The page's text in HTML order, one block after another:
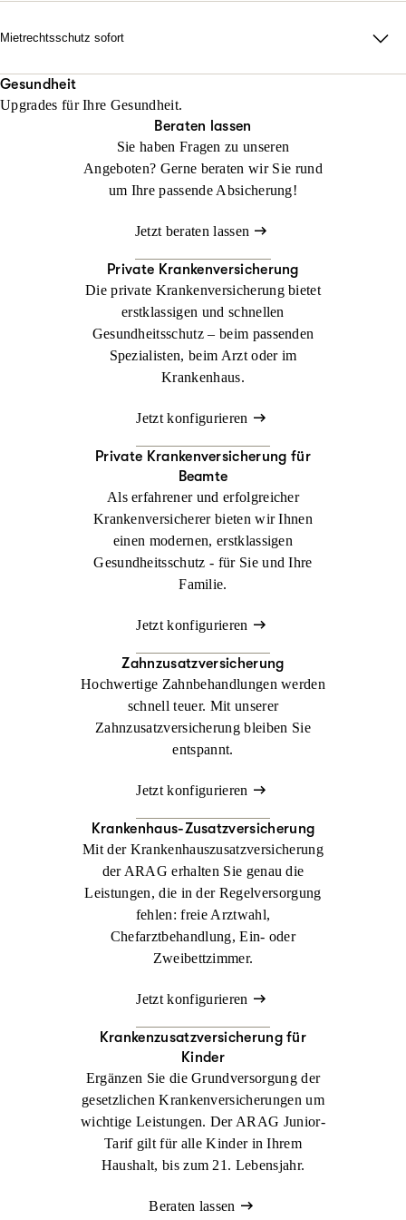
erforderlich auch durch alle Instanzen.
Jetzt konfigurieren
keinen Anwalt beauftragt haben!
Jetzt konfigurieren Beraten lassen
Mietrechtsschutz sofort
übernehmen Ihre Anwalts- und Gerichtskosten und geben
sofortige Rückendeckung bei Streit rund ums Wohnen.
Jetzt konfigurieren Beraten lassen
Gesundheit
Upgrades für Ihre Gesundheit.
Beraten lassen
Sie haben Fragen zu unseren
Angeboten? Gerne beraten wir Sie rund
um Ihre passende Absicherung!
Jetzt beraten lassen
Private Krankenversicherung
Die private Krankenversicherung bietet
erstklassigen und schnellen
Gesundheitsschutz – beim passenden
Spezialisten, beim Arzt oder im
Krankenhaus.
Jetzt konfigurieren
Private Krankenversicherung für
Beamte
Als erfahrener und erfolgreicher
Krankenversicherer bieten wir Ihnen
einen modernen, erstklassigen
Gesundheitsschutz - für Sie und Ihre
Familie.
Jetzt konfigurieren
Zahnzusatzversicherung
Hochwertige Zahnbehandlungen werden
schnell teuer. Mit unserer
Zahnzusatzversicherung bleiben Sie
entspannt.
Jetzt konfigurieren
Krankenhaus-Zusatzversicherung
Mit der Krankenhauszusatzversicherung
der ARAG erhalten Sie genau die
Leistungen, die in der Regelversorgung
fehlen: freie Arztwahl,
Chefarztbehandlung, Ein- oder
Zweibettzimmer.
Jetzt konfigurieren
Krankenzusatz­versicherung für
Kinder
Ergänzen Sie die Grundversorgung der
gesetzlichen Krankenversicherungen um
wichtige Leistungen. Der ARAG Junior-
Tarif gilt für alle Kinder in Ihrem
Haushalt, bis zum 21. Lebensjahr.
Beraten lassen